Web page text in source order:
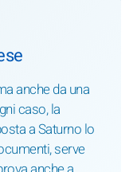
anche da una
caso, la
a Saturno lo
serve